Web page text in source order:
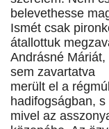
belevethesse
Ismét csak
átallottuk
Andrásné Máriát,
sem zavartatva
merült el a
hadifogságban,
mivel az